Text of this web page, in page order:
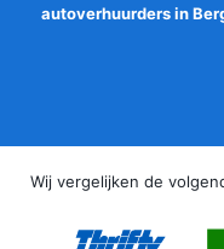
autoverhuurders in
Wij vergelijken de